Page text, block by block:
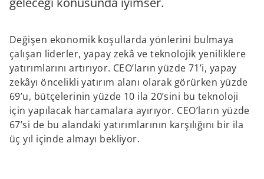
Değişen ekonomik koşullarda yönlerini bulmaya
çalışan liderler, yapay zekâ ve teknolojik yeniliklere
yatırımlarını artırıyor. CEO’ların yüzde 71’i, yapay
zekâyı öncelikli yatırım alanı olarak görürken yüzde
69’u, bütçelerinin yüzde 10 ila 20’sini bu teknoloji
için yapılacak harcamalara ayırıyor. CEO’ların yüzde
67’si de bu alandaki yatırımlarının karşılığını bir ila
üç yıl içinde almayı bekliyor.